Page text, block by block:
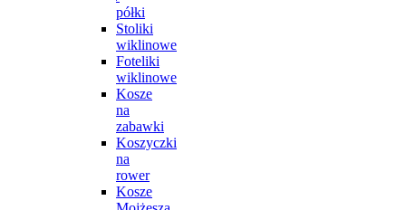
półki
Stoliki
wiklinowe
Foteliki
wiklinowe
Kosze
na
zabawki
Koszyczki
na
rower
Kosze